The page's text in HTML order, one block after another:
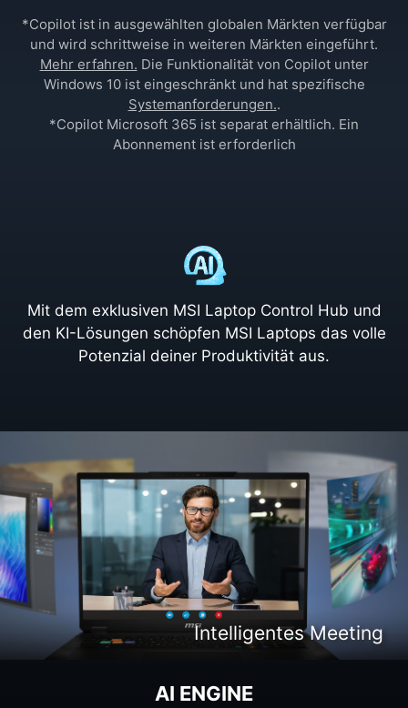
*Copilot ist in ausgewählten globalen Märkten verfügbar
und wird schrittweise in weiteren Märkten eingeführt.
Mehr erfahren. Die Funktionalität von Copilot unter
Windows 10 ist eingeschränkt und hat spezifische
Systemanforderungen..
*Copilot Microsoft 365 ist separat erhältlich. Ein
Abonnement ist erforderlich
Mit dem exklusiven MSI Laptop Control Hub und
den KI-Lösungen schöpfen MSI Laptops das volle
Potenzial deiner Produktivität aus.
Intelligentes Arbeiten
Intelligentes Gaming
Intelligentes Meeting
Intelligente Content Erstellung
AI ENGINE